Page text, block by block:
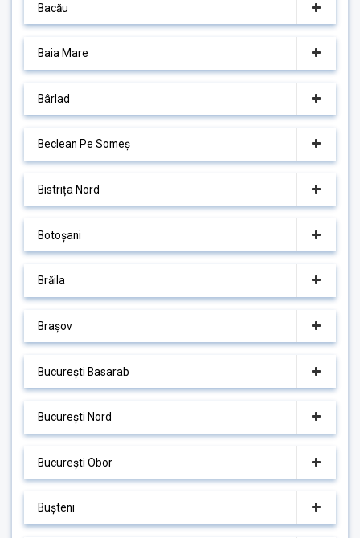
Bacău
Baia Mare
Bârlad
Beclean Pe Someș
Bistrița Nord
Botoșani
Brăila
Brașov
București Basarab
București Nord
București Obor
Bușteni